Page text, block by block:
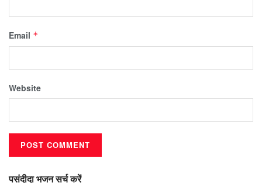
Email *
Website
पसंदीदा भजन सर्च करें